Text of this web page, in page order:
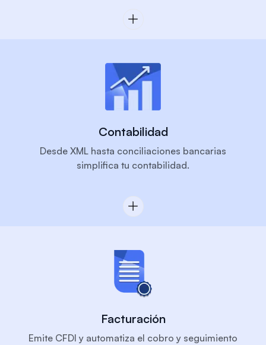
Contabilidad
Desde XML hasta conciliaciones bancarias
simplifica tu contabilidad.
Facturación
Emite CFDI y automatiza el cobro y seguimiento